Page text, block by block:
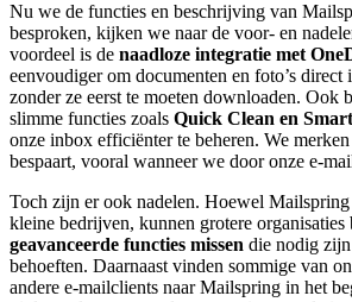
Nu we de functies en beschrijving van
besproken, kijken we naar de voor- en
voordeel is de naadloze integratie met
eenvoudiger om documenten en foto’s direct
zonder ze eerst te moeten downloaden. Ook
slimme functies zoals Quick Clean en
onze inbox efficiënter te beheren. We
bespaart, vooral wanneer we door onze e-
Toch zijn er ook nadelen. Hoewel
kleine bedrijven, kunnen grotere organisaties
geavanceerde functies missen die nodig
behoeften. Daarnaast vinden sommige van
andere e-mailclients naar Mailspring in het